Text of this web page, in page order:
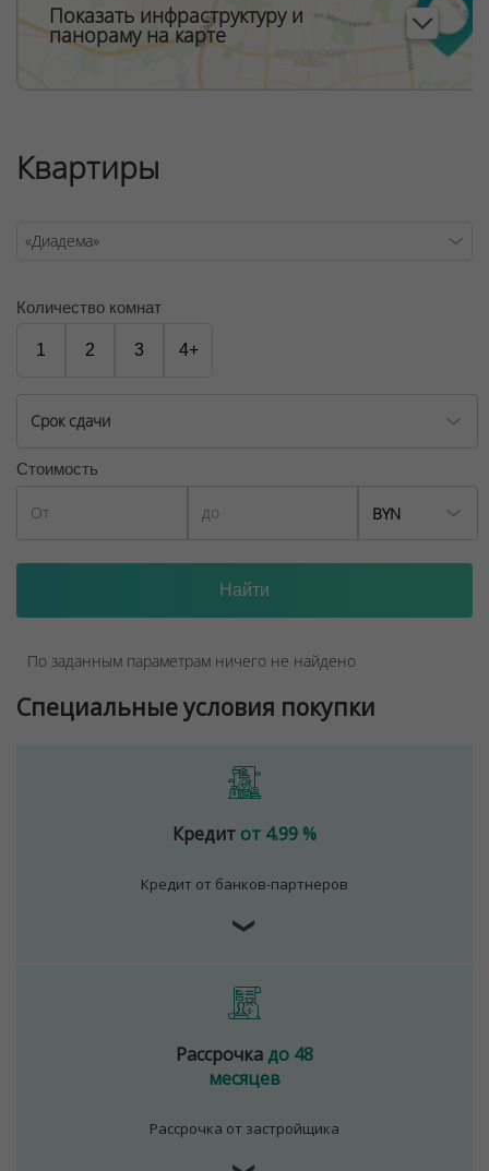
Показать инфраструктуру и
панораму на карте
Квартиры
Количество комнат
1 2 3 4+
Срок сдачи
Стоимость
BYN
По заданным параметрам ничего не найдено
Специальные условия покупки
Кредит от 4.99 %
Кредит от банков-партнеров
❯
Рассрочкадо 48
месяцев
Рассрочка от застройщика